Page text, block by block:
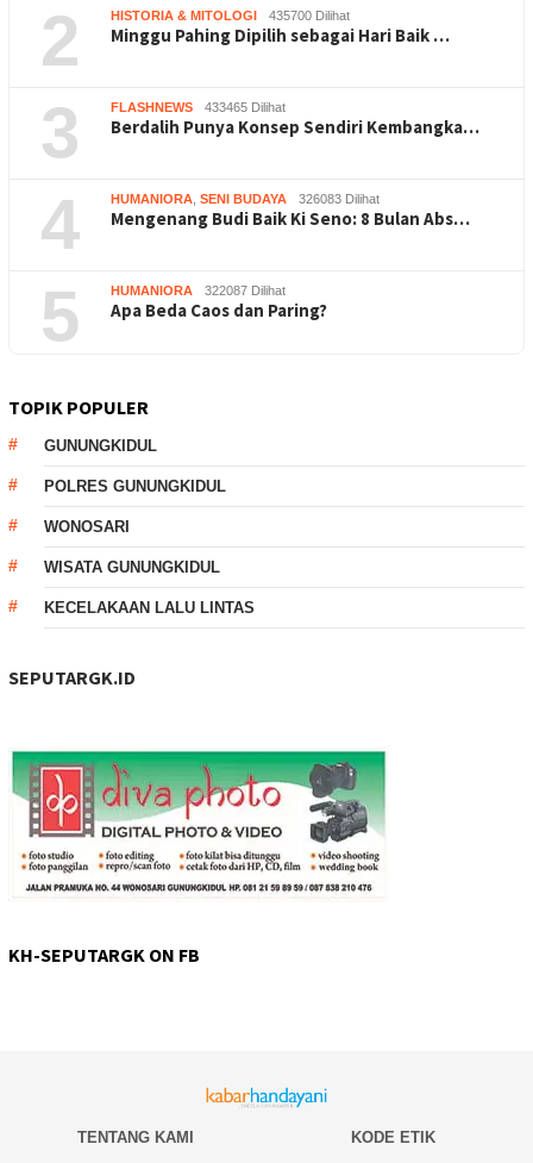
2 HISTORIA & MITOLOGI 435700 Dilihat
Minggu Pahing Dipilih sebagai Hari Baik …
3 FLASHNEWS 433465 Dilihat
Berdalih Punya Konsep Sendiri Kembangka…
4 HUMANIORA SENI BUDAYA 326083 Dilihat
Mengenang Budi Baik Ki Seno: 8 Bulan Abs…
5 HUMANIORA 322087 Dilihat
Apa Beda Caos dan Paring?
TOPIK POPULER
GUNUNGKIDUL
POLRES GUNUNGKIDUL
WONOSARI
WISATA GUNUNGKIDUL
KECELAKAAN LALU LINTAS
SEPUTARGK.ID
KH-SEPUTARGK ON FB
TENTANG KAMI
KODE ETIK